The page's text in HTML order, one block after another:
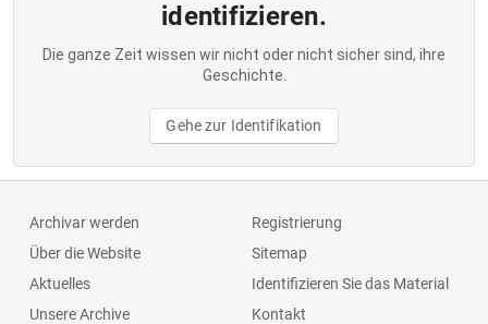
identifizieren.
Die ganze Zeit wissen wir nicht oder nicht sicher sind, ihre
Geschichte.
Gehe zur Identifikation
Archivar werden
Über die Website
Aktuelles
Unsere Archive
Registrierung
Sitemap
Identifizieren Sie das Material
Kontakt